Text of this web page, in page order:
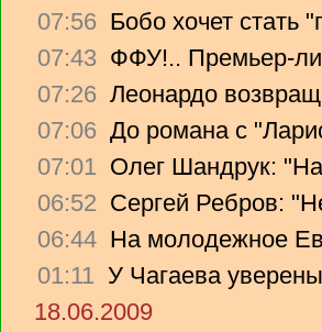
07:56 Бобо хочет стать
07:43 ФФУ!.. Премьер-
07:26 Леонардо
07:06 До романа с
07:01 Олег Шандрук:
06:52 Сергей Ребров:
06:44 На молодежное
01:11 У Чагаева
18.06.2009